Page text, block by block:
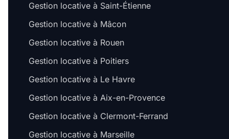
Gestion locative à Saint-Étienne
Gestion locative à Mâcon
Gestion locative à Rouen
Gestion locative à Poitiers
Gestion locative à Le Havre
Gestion locative à Aix-en-Provence
Gestion locative à Clermont-Ferrand
Gestion locative à Marseille